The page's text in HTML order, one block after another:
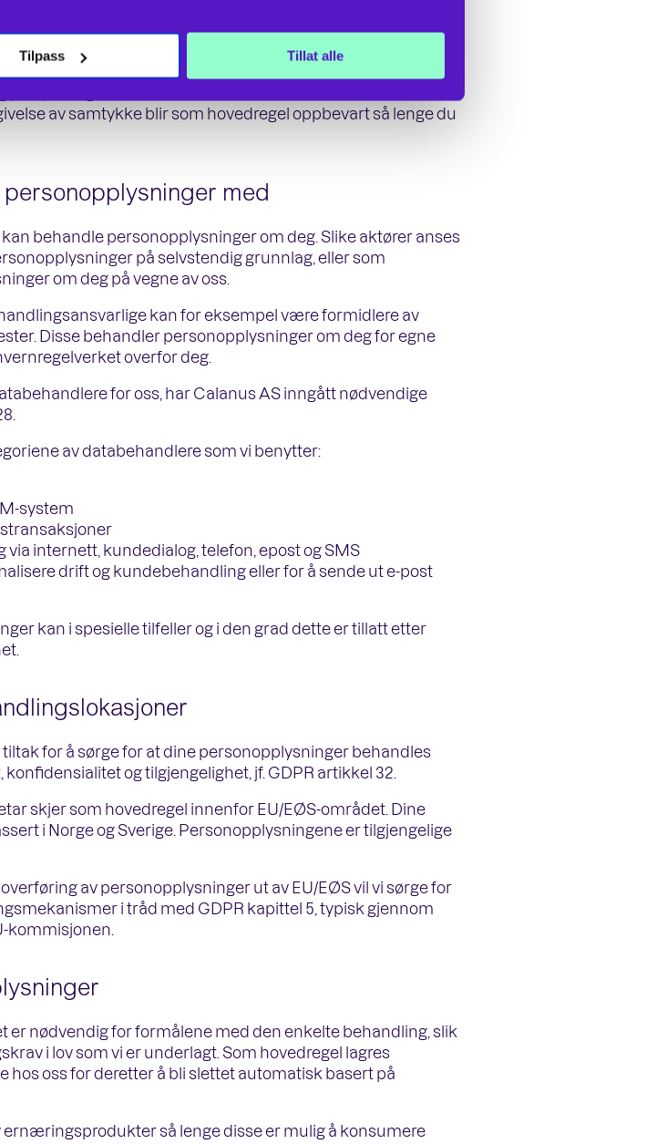
Tilpass Tillat alle
epost og telefon med tilbud utenfor ditt eksisterende
av samtykke blir som hovedregel oppbevart så lenge du
med
behandle personopplysninger om deg. Slike aktører anses
på selvstendig grunnlag, eller som
om deg på vegne av oss.
kan for eksempel være formidlere av
Disse behandler personopplysninger om deg for egne
overfor deg.
for oss, har Calanus AS inngått nødvendige
av databehandlere som vi benytter:
system
internett, kundedialog, telefon, epost og SMS
drift og kundebehandling eller for å sende ut e-post
kan i spesielle tilfeller og i den grad dette er tillatt etter
for å sørge for at dine personopplysninger behandles
og tilgjengelighet, jf. GDPR artikkel 32.
skjer som hovedregel innenfor EU/EØS-området. Dine
i Norge og Sverige. Personopplysningene er tilgjengelige
av personopplysninger ut av EU/EØS vil vi sørge for
i tråd med GDPR kapittel 5, typisk gjennom
kommisjonen.
er nødvendig for formålene med den enkelte behandling, slik
i lov som vi er underlagt. Som hovedregel lagres
oss for deretter å bli slettet automatisk basert på
så lenge disse er mulig å konsumere